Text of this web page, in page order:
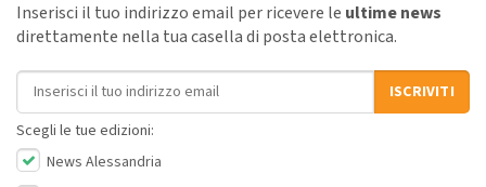
Inserisci il tuo indirizzo email per ricevere le ultime news
direttamente nella tua casella di posta elettronica.
Indirizzo email
ISCRIVITI
Scegli le tue edizioni:
News Alessandria